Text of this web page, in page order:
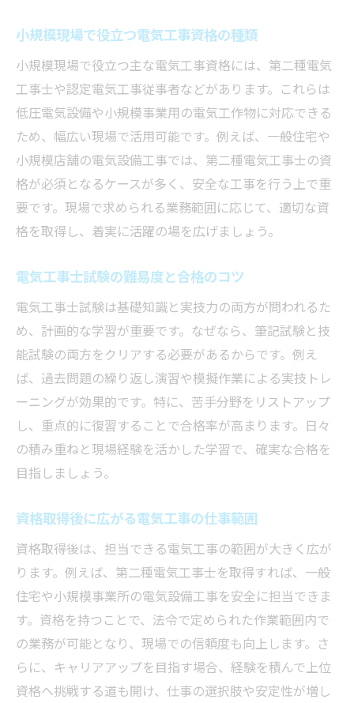
小規模現場で役立つ電気工事資格の種類
小規模現場で役立つ主な電気工事資格には、第二種電気
工事士や認定電気工事従事者などがあります。これらは
低圧電気設備や小規模事業用の電気工作物に対応できる
ため、幅広い現場で活用可能です。例えば、一般住宅や
小規模店舗の電気設備工事では、第二種電気工事士の資
格が必須となるケースが多く、安全な工事を行う上で重
要です。現場で求められる業務範囲に応じて、適切な資
格を取得し、着実に活躍の場を広げましょう。
電気工事士試験の難易度と合格のコツ
電気工事士試験は基礎知識と実技力の両方が問われるた
め、計画的な学習が重要です。なぜなら、筆記試験と技
能試験の両方をクリアする必要があるからです。例え
ば、過去問題の繰り返し演習や模擬作業による実技トレ
ーニングが効果的です。特に、苦手分野をリストアップ
し、重点的に復習することで合格率が高まります。日々
の積み重ねと現場経験を活かした学習で、確実な合格を
目指しましょう。
資格取得後に広がる電気工事の仕事範囲
資格取得後は、担当できる電気工事の範囲が大きく広が
ります。例えば、第二種電気工事士を取得すれば、一般
住宅や小規模事業所の電気設備工事を安全に担当できま
す。資格を持つことで、法令で定められた作業範囲内で
の業務が可能となり、現場での信頼度も向上します。さ
らに、キャリアアップを目指す場合、経験を積んで上位
資格へ挑戦する道も開け、仕事の選択肢や安定性が増し